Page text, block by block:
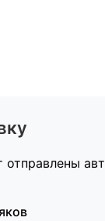
отправлены